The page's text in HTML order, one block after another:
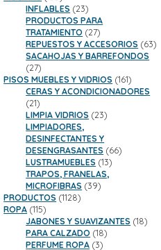
productos
INFLABLES 2323
productos
PRODUCTOS PARA
TRATAMIENTO 2727
productos
REPUESTOS Y ACCESORIOS 6363
SACAHOJAS Y BARREFONDOS
2727
productos
PISOS MUEBLES Y VIDRIOS 161161
productos
CERAS Y ACONDICIONADORES
2121
productos
LIMPIA VIDRIOS 2323
LIMPIADORES,
DESINFECTANTES Y
DESENGRASANTES 6666
LUSTRAMUEBLES 1313
TRAPOS, FRANELAS,
MICROFIBRAS 3939
PRODUCTOS 11281128
ROPA 115115
productos
JABONES Y SUAVIZANTES 1818
PARA CALZADO 1818
PERFUME ROPA 33